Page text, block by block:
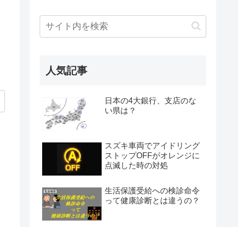
人気記事
日本の4大銀行、支店のな
い県は？
スズキ車両でアイドリング
ストップOFFがオレンジに
点滅した時の対処
生活保護受給への検診命令
って健康診断とは違うの？